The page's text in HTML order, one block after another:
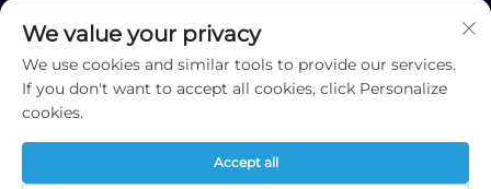
Copyright © 2026 Runhao (Shandong) International
Patakaran sa Pagkakapribado
We value your privacy
We use cookies and similar tools to provide our services.
If you don't want to accept all cookies, click Personalize
cookies.
Accept all